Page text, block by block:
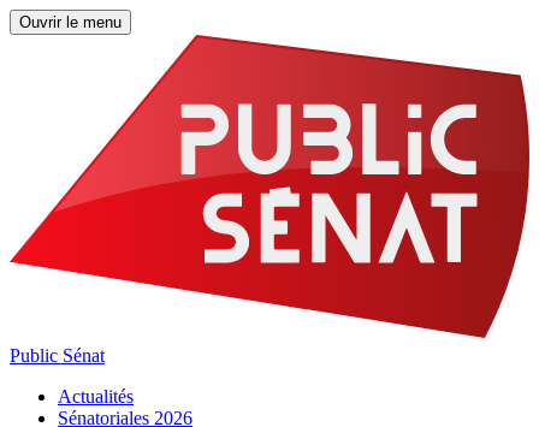
Ouvrir le menu
Public Sénat
Actualités
Sénatoriales 2026